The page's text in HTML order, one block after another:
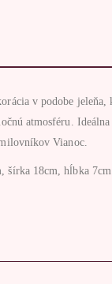
v podobe jeleňa,
atmosféru. Ideálna
Vianoc.
šírka 18cm, hĺbka 7cm